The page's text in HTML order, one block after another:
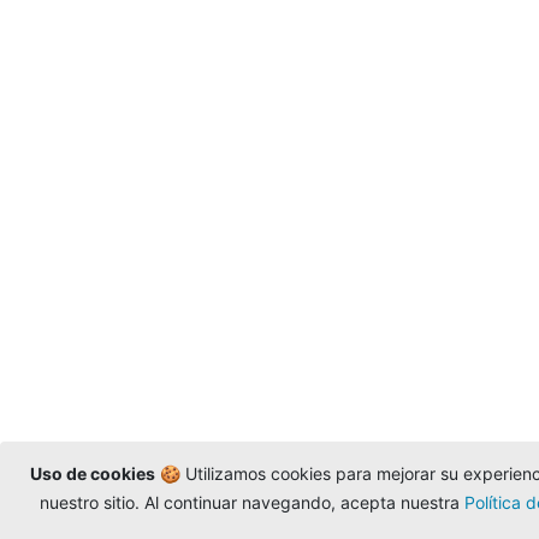
Uso de cookies🍪 Utilizamos cookies para mejorar su
nuestro sitio. Al continuar navegando, acepta nuestra Política